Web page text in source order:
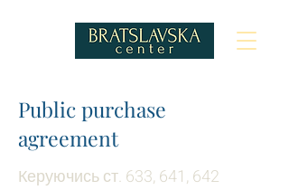
Public purchase
agreement
Керуючись ст. 633, 641, 642